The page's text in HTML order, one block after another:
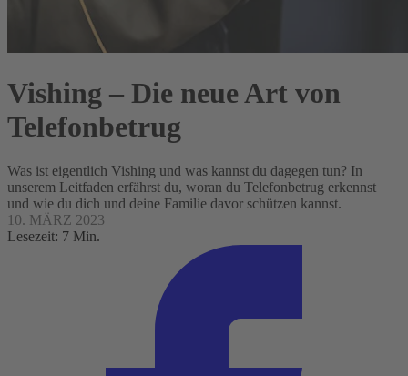
Vishing – Die neue Art von
Telefonbetrug
Was ist eigentlich Vishing und was kannst du dagegen tun? In
unserem Leitfaden erfährst du, woran du Telefonbetrug erkennst
und wie du dich und deine Familie davor schützen kannst.
10. MÄRZ 2023
Lesezeit: 7 Min.